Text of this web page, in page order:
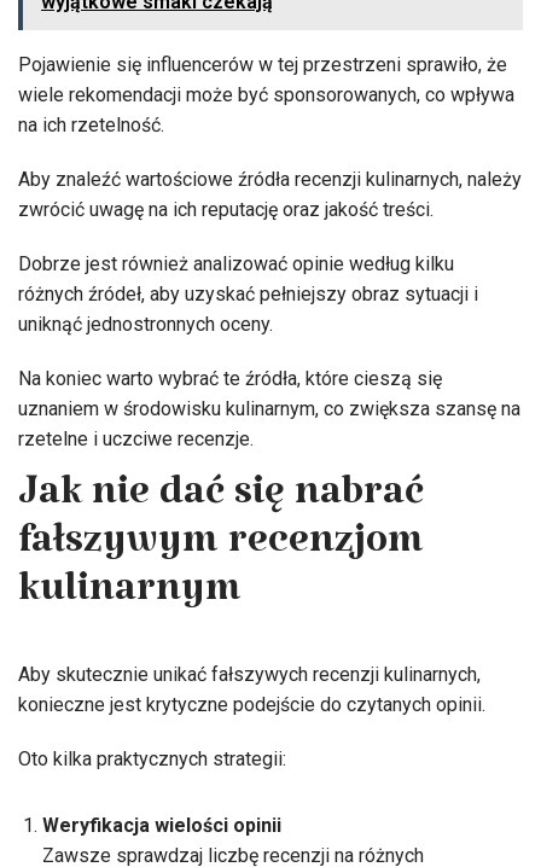
Pojawienie się influencerów w tej przestrzeni sprawiło, że
wiele rekomendacji może być sponsorowanych, co wpływa
na ich rzetelność.
Aby znaleźć wartościowe źródła recenzji kulinarnych, należy
zwrócić uwagę na ich reputację oraz jakość treści.
Dobrze jest również analizować opinie według kilku
różnych źródeł, aby uzyskać pełniejszy obraz sytuacji i
uniknąć jednostronnych oceny.
Na koniec warto wybrać te źródła, które cieszą się
uznaniem w środowisku kulinarnym, co zwiększa szansę na
rzetelne i uczciwe recenzje.
Jak nie dać się nabrać
fałszywym recenzjom
kulinarnym
Aby skutecznie unikać fałszywych recenzji kulinarnych,
konieczne jest krytyczne podejście do czytanych opinii.
Oto kilka praktycznych strategii:
Weryfikacja wielości opinii
Zawsze sprawdzaj liczbę recenzji na różnych